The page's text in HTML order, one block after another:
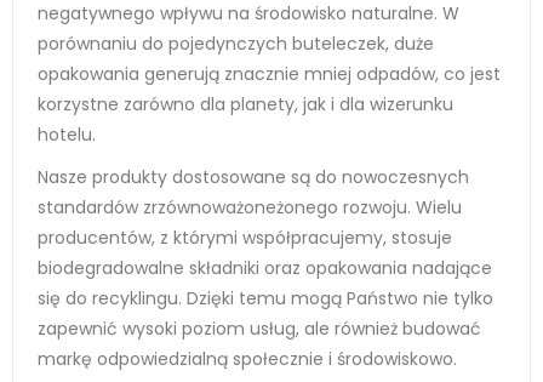
negatywnego wpływu na środowisko naturalne. W
porównaniu do pojedynczych buteleczek, duże
opakowania generują znacznie mniej odpadów, co jest
korzystne zarówno dla planety, jak i dla wizerunku
hotelu.
Nasze produkty dostosowane są do nowoczesnych
standardów zrzównoważoneżonego rozwoju. Wielu
producentów, z którymi współpracujemy, stosuje
biodegradowalne składniki oraz opakowania nadające
się do recyklingu. Dzięki temu mogą Państwo nie tylko
zapewnić wysoki poziom usług, ale również budować
markę odpowiedzialną społecznie i środowiskowo.